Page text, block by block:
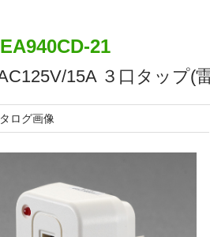
EA940CD-21
15A ３口タップ(
ログ画像